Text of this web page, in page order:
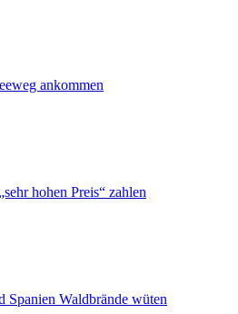
ankommen
hohen Preis“ zahlen
Spanien Waldbrände wüten